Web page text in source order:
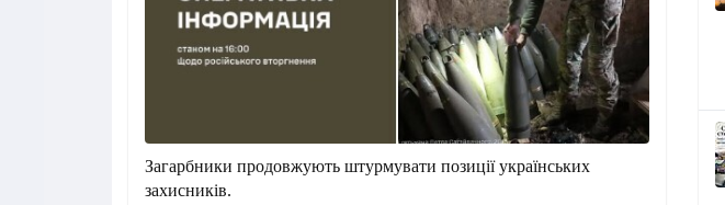
Загарбники продовжують штурмувати позиції українських
захисників.